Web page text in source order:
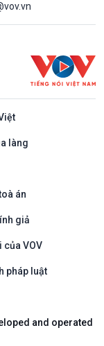
làng
án
giả
của VOV
pháp luật
and operated